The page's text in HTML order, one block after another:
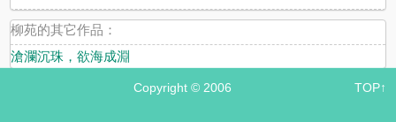
柳苑的其它作品：
滄瀾沉珠，欲海成淵
Copyright © 2006 TOP↑